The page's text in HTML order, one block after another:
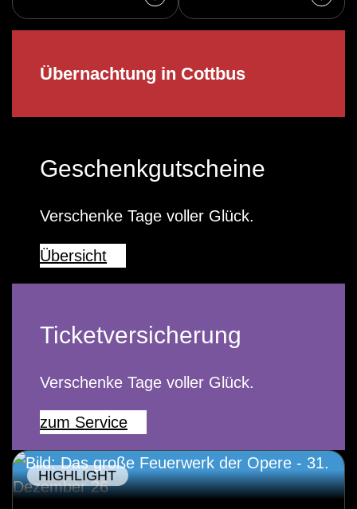
Übernachtung in Cottbus
Geschenkgutscheine
Verschenke Tage voller Glück.
Übersicht
Ticketversicherung
Verschenke Tage voller Glück.
zum Service
HIGHLIGHT